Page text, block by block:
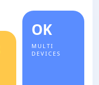
OK
MULTI
DEVICES